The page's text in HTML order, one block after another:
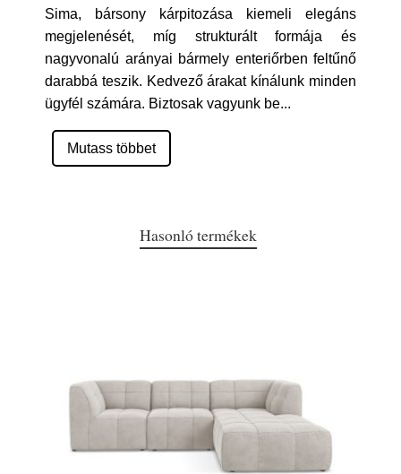
Sima, bársony kárpitozása kiemeli elegáns
megjelenését, míg strukturált formája és
nagyvonalú arányai bármely enteriőrben feltűnő
darabbá teszik. Kedvező árakat kínálunk minden
ügyfél számára. Biztosak vagyunk be...
Mutass többet
Hasonló termékek